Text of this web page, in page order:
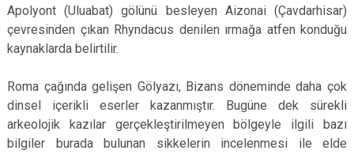
Apolyont (Uluabat) gölünü besleyen Aizonai (Çavdarhisar)
çevresinden çıkan Rhyndacus denilen ırmağa atfen konduğu
kaynaklarda belirtilir.
Roma çağında gelişen Gölyazı, Bizans döneminde daha çok
dinsel içerikli eserler kazanmıştır. Bugüne dek sürekli
arkeolojik kazılar gerçekleştirilmeyen bölgeyle ilgili bazı
bilgiler burada bulunan sikkelerin incelenmesi ile elde